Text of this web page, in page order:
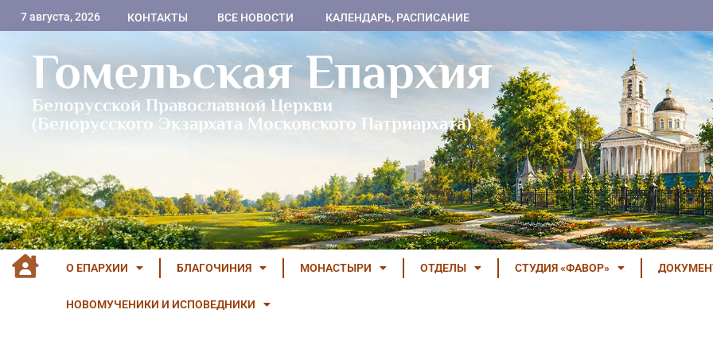
7 августа, 2026 КОНТАКТЫ ВСЕ НОВОСТИ КАЛЕНДАРЬ, РАСПИСАНИЕ
Гомельская Епархия
Белорусской Православной Церкви
(Белорусского Экзархата Московского Патриархата)
О ЕПАРХИИ БЛАГОЧИНИЯ МОНАСТЫРИ ОТДЕЛЫ СТУДИЯ «ФАВОР»
НОВОМУЧЕНИКИ И ИСПОВЕДНИКИ